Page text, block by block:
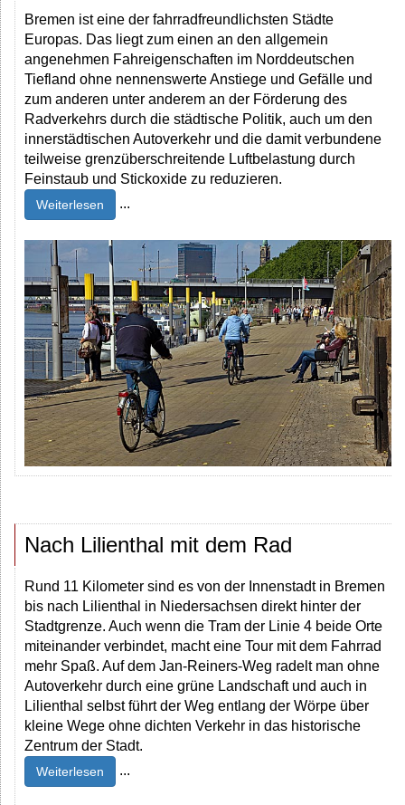
Bremen ist eine der fahrradfreundlichsten Städte
Europas. Das liegt zum einen an den allgemein
angenehmen Fahreigenschaften im Norddeutschen
Tiefland ohne nennenswerte Anstiege und Gefälle und
zum anderen unter anderem an der Förderung des
Radverkehrs durch die städtische Politik, auch um den
innerstädtischen Autoverkehr und die damit verbundene
teilweise grenzüberschreitende Luftbelastung durch
Feinstaub und Stickoxide zu reduzieren.
Weiterlesen ...
Nach Lilienthal mit dem Rad
Rund 11 Kilometer sind es von der Innenstadt in Bremen
bis nach Lilienthal in Niedersachsen direkt hinter der
Stadtgrenze. Auch wenn die Tram der Linie 4 beide Orte
miteinander verbindet, macht eine Tour mit dem Fahrrad
mehr Spaß. Auf dem Jan-Reiners-Weg radelt man ohne
Autoverkehr durch eine grüne Landschaft und auch in
Lilienthal selbst führt der Weg entlang der Wörpe über
kleine Wege ohne dichten Verkehr in das historische
Zentrum der Stadt.
Weiterlesen ...